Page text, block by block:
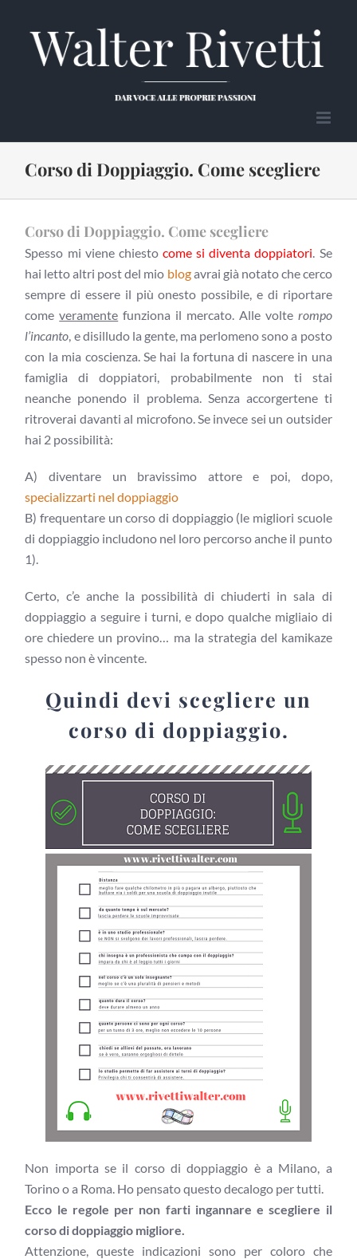
contenuto
Corso di Doppiaggio. Come scegliere
Corso di Doppiaggio. Come scegliere
Spesso mi viene chiesto come si diventa doppiatori . Se
hai letto altri post del mio blogavrai già notato che cerco
sempre di essere il più onesto possibile, e di riportare
comeveramente funziona il mercato. Alle volte rompo
l’incanto , e disilludo la gente, ma perlomeno sono a posto
con la mia coscienza. Se hai la fortuna di nascere in una
famiglia di doppiatori, probabilmente non ti stai
neanche ponendo il problema. Senza accorgertene ti
ritroverai davanti al microfono. Se invece sei un outsider
hai 2 possibilità:
A) diventare un bravissimo attore e poi, dopo,
specializzarti nel doppiaggio
B) frequentare un corso di doppiaggio (le migliori scuole
di doppiaggio includono nel loro percorso anche il punto
1).
Certo, c’e anche la possibilità di chiuderti in sala di
doppiaggio a seguire i turni, e dopo qualche migliaio di
ore chiedere un provino… ma la strategia del kamikaze
spesso non è vincente.
Quindi devi scegliere un
corso di doppiaggio.
Non importa se il corso di doppiaggio è a Milano, a
Torino o a Roma. Ho pensato questo decalogo per tutti.
Ecco le regole per non farti ingannare e scegliere il
corso di doppiaggio migliore.
Attenzione, queste indicazioni sono per coloro che